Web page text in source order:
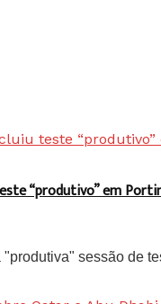
“produtivo” em
sessão de